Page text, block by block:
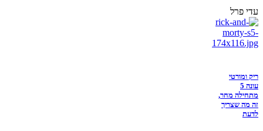
עדי פרל
ריק ומורטי
עונה 5
מתחילה מחר,
זה מה שצריך
לדעת